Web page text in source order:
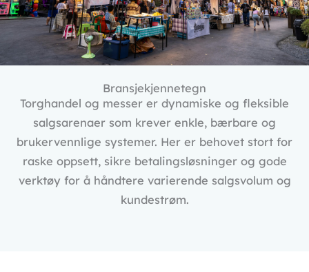
Bransjekjennetegn
Torghandel og messer er dynamiske og fleksible
salgsarenaer som krever enkle, bærbare og
brukervennlige systemer. Her er behovet stort for
raske oppsett, sikre betalingsløsninger og gode
verktøy for å håndtere varierende salgsvolum og
kundestrøm.